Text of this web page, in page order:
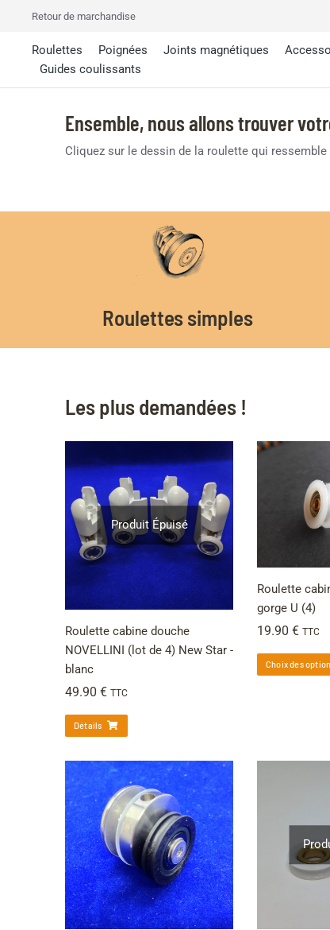
Retour de marchandise
Roulettes Poignées Joints magnétiques
Guides coulissants
Ensemble, nous allons trouver
Cliquez sur le dessin de la roulette qui
Roulettes simples
Les plus demandées !
Produit Épuisé
Roulette cabine douche
NOVELLINI (lot de 4) New Star -
blanc
49.90 € TTC
Détails
Roulette
gorge U (4)
19.90 € TTC
Choix des